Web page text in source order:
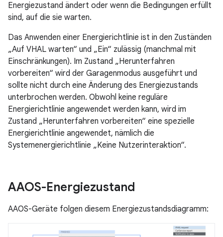
Energiezustand ändert oder wenn die Bedingungen erfüllt
sind, auf die sie warten.
Das Anwenden einer Energierichtlinie ist in den Zuständen
„Auf VHAL warten“ und „Ein“ zulässig (manchmal mit
Einschränkungen). Im Zustand „Herunterfahren
vorbereiten“ wird der Garagenmodus ausgeführt und
sollte nicht durch eine Änderung des Energiezustands
unterbrochen werden. Obwohl keine reguläre
Energierichtlinie angewendet werden kann, wird im
Zustand „Herunterfahren vorbereiten“ eine spezielle
Energierichtlinie angewendet, nämlich die
Systemenergierichtlinie „Keine Nutzerinteraktion“.
AAOS-Energiezustand
AAOS-Geräte folgen diesem Energiezustandsdiagramm: